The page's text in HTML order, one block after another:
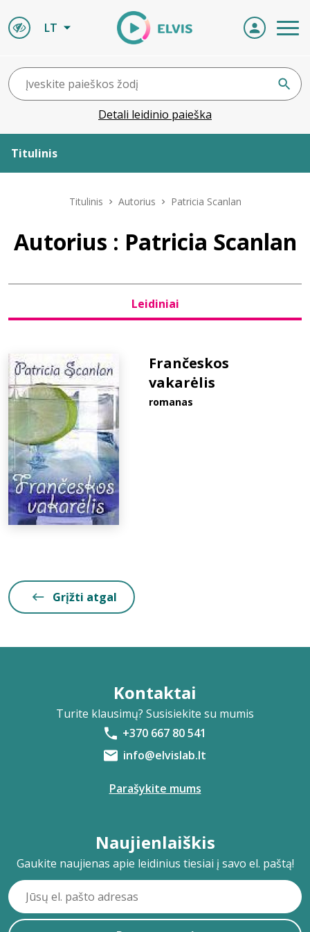
LT
Detali leidinio paieška
Titulinis
Leidiniai
D.U.K.
Titulinis Autorius Patricia Scanlan
Autorius : Patricia Scanlan
Leidiniai
Frančeskos
vakarėlis
romanas
Grįžti atgal
Kontaktai
Turite klausimų? Susisiekite su mumis
+370 667 80 541
info@elvislab.lt
Parašykite mums
Naujienlaiškis
Gaukite naujienas apie leidinius tiesiai į savo el. paštą!